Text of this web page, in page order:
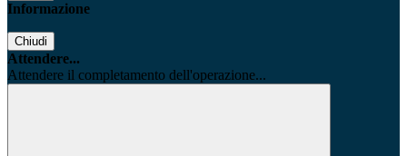
Informazione
Chiudi
Attendere...
Attendere il completamento dell'operazione...